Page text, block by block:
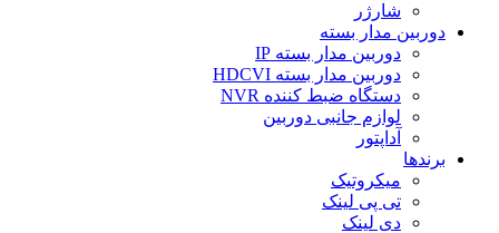
شارژر
دوربین مدار بسته
دوربین مدار بسته IP
دوربین مدار بسته HDCVI
دستگاه ضبط کننده NVR
لوازم جانبی دوربین
آداپتور
برندها
میکروتیک
تی پی لینک
دی لینک